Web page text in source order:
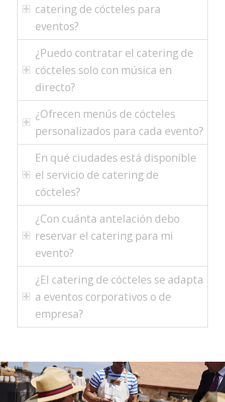
catering de cócteles para
eventos?
¿Puedo contratar el catering de
cócteles solo con música en
directo?
¿Ofrecen menús de cócteles
personalizados para cada evento?
En qué ciudades está disponible
el servicio de catering de
cócteles?
¿Con cuánta antelación debo
reservar el catering para mi
evento?
¿El catering de cócteles se adapta
a eventos corporativos o de
empresa?